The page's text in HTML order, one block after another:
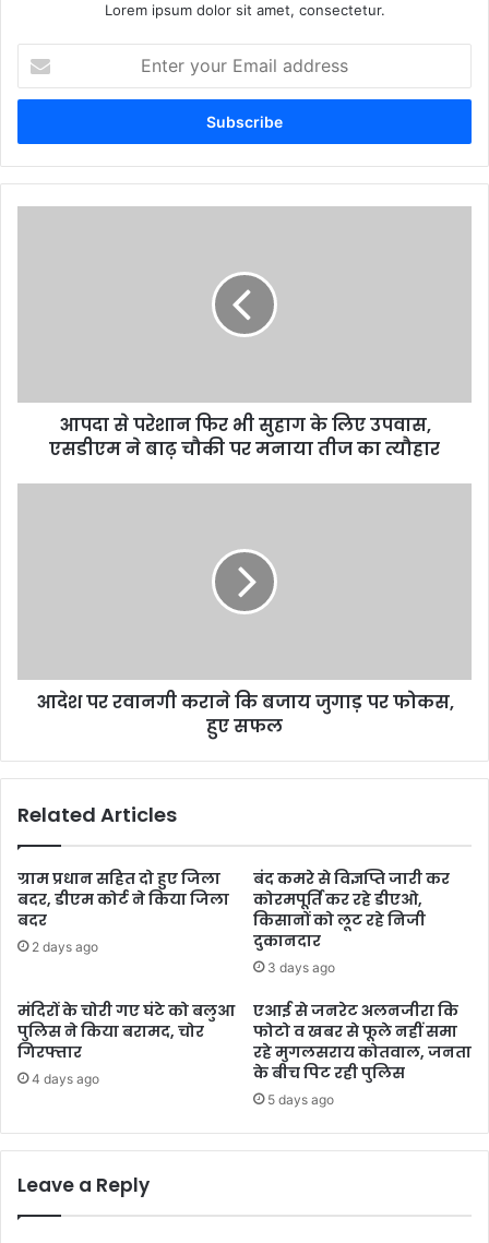
Lorem ipsum dolor sit amet, consectetur.
your
Email
आपदा से परेशान फिर भी सुहाग के लिए उपवास,
एसडीएम ने बाढ़ चौकी पर मनाया तीज का त्यौहार
आदेश पर रवानगी कराने कि बजाय जुगाड़ पर फोकस,
हुए सफल
Related Articles
ग्राम प्रधान सहित दो हुए जिला
बदर, डीएम कोर्ट ने किया जिला
बदर
2 days ago
बंद कमरे से विज्ञप्ति जारी कर
कोरमपूर्ति कर रहे डीएओ,
किसानों को लूट रहे निजी
दुकानदार
3 days ago
मंदिरों के चोरी गए घंटे को बलुआ
पुलिस ने किया बरामद, चोर
गिरफ्तार
4 days ago
एआई से जनरेट अलनजीरा कि
फोटो व खबर से फूले नहीं समा
रहे मुगलसराय कोतवाल, जनता
के बीच पिट रही पुलिस
5 days ago
Leave a Reply